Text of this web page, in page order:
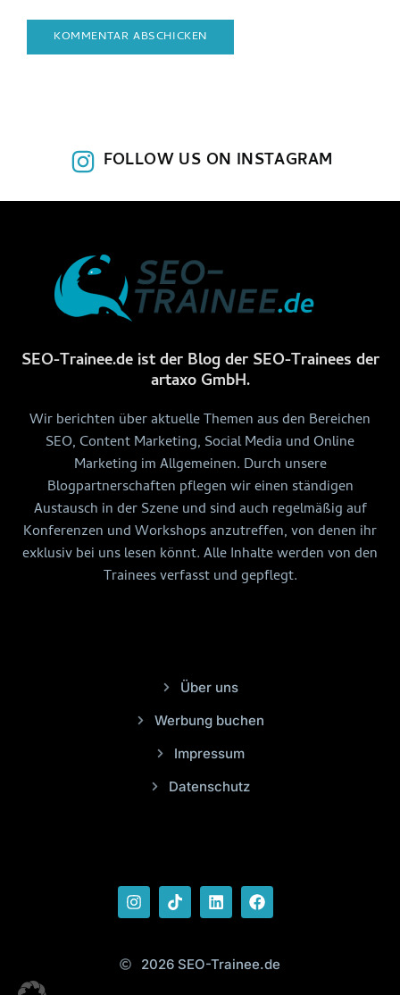
FOLLOW US ON INSTAGRAM
SEO-Trainee.de ist der Blog der SEO-Trainees der
artaxo GmbH.
Wir berichten über aktuelle Themen aus den Bereichen
SEO, Content Marketing, Social Media und Online
Marketing im Allgemeinen. Durch unsere
Blogpartnerschaften pflegen wir einen ständigen
Austausch in der Szene und sind auch regelmäßig auf
Konferenzen und Workshops anzutreffen, von denen ihr
exklusiv bei uns lesen könnt. Alle Inhalte werden von den
Trainees verfasst und gepflegt.
Über uns
Werbung buchen
Impressum
Datenschutz
2026 SEO-Trainee.de